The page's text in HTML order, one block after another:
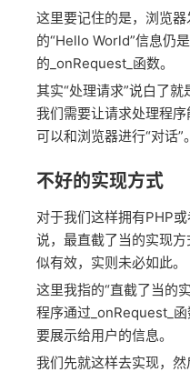
这里要记住的是，浏览
的“Hello World”信息仍
的_onRequest_函数。
其实“处理请求”说白了就
我们需要让请求处理程
可以和浏览器进行“对话”。
不好的实现方式
对于我们这样拥有PHP
说，最直截了当的实现
似有效，实则未必如此。
这里我指的“直截了当的
程序通过_onRequest_
要展示给用户的信息。
我们先就这样去实现，